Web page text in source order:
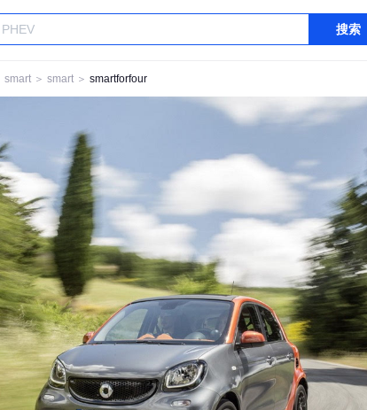
搜索
smart ＞ smart ＞ smartforfour